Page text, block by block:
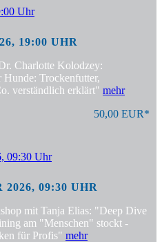
19:00 UHR
Charlotte Kolodzey:
Hunde: Trockenfutter,
verständlich erklärt" mehr
50,00 EUR*
2026, 09:30 UHR
mit Tanja Elias: "Deep Dive
am "Menschen" stockt -
für Profis" mehr